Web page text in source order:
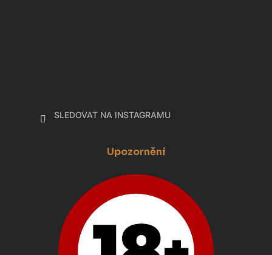
SLEDOVAT NA INSTAGRAMU
Upozornění